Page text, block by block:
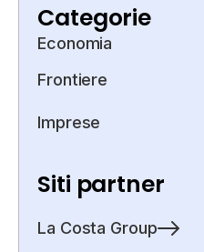
Categorie
Economia
Frontiere
Imprese
Siti partner
La Costa Group